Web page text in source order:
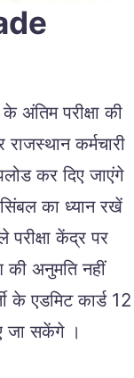
अंतिम परीक्षा की
कर्मचारी
कर दिए जाएंगे
का ध्यान रखें
परीक्षा केंद्र पर
की अनुमति नहीं
के एडमिट कार्ड 12
जा सकेंगे ।